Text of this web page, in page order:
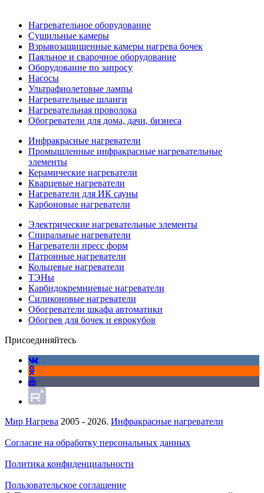
Нагревательное оборудование
Сушильные камеры
Взрывозащищенные камеры нагрева бочек
Паяльное и сварочное оборудование
Оборудование по запросу
Насосы
Ультрафиолетовые лампы
Нагревательные шланги
Нагревательная проволока
Обогреватели для дома, дачи, бизнеса
Инфракрасные нагреватели
Промышленные инфракрасные нагревательные
элементы
Керамические нагреватели
Кварцевые нагреватели
Нагреватели для ИК сауны
Карбоновые нагреватели
Электрические нагревательные элементы
Спиральные нагреватели
Нагреватели пресс форм
Патронные нагреватели
Кольцевые нагреватели
ТЭНы
Карбидокремниевые нагреватели
Силиконовые нагреватели
Обогреватели шкафа автоматики
Обогрев для бочек и еврокубов
Присоединяйтесь
Мир Нагрева 2005 - 2026. Инфракрасные нагреватели
Согласие на обработку персональных данных
Политика конфиденциальности
Пользовательское соглашение